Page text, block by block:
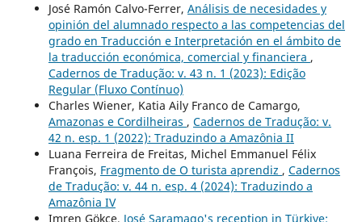
José Ramón Calvo-Ferrer, Análisis de necesidades y
opinión del alumnado respecto a las competencias del
grado en Traducción e Interpretación en el ámbito de
la traducción económica, comercial y financiera ,
Cadernos de Tradução: v. 43 n. 1 (2023): Edição
Regular (Fluxo Contínuo)
Charles Wiener, Katia Aily Franco de Camargo,
Amazonas e Cordilheiras , Cadernos de Tradução: v.
42 n. esp. 1 (2022): Traduzindo a Amazônia II
Luana Ferreira de Freitas, Michel Emmanuel Félix
François, Fragmento de O turista aprendiz , Cadernos
de Tradução: v. 44 n. esp. 4 (2024): Traduzindo a
Amazônia IV
Imren Gökce, José Saramago's reception in Türkiye: